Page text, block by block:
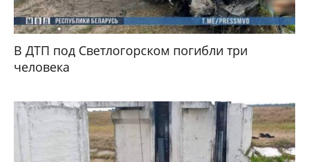
В ДТП под Светлогорском погибли три
человека